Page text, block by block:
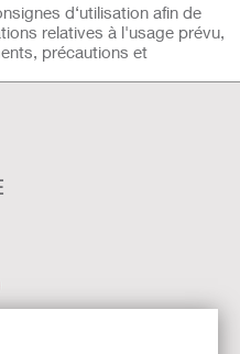
d‘utilisation afin de
relatives à l'usage prévu,
précautions et